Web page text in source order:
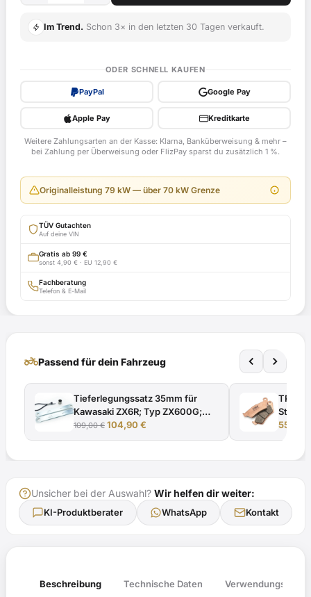
Kawasaki
ZX600G
Bj.
1998
ABE
mit
TÜV-
Gutachten
Im Trend. Schon 3× in den letzten 30 Tagen verkauft.
ODER SCHNELL KAUFEN
PayPal Google Pay
Apple Pay Kreditkarte
Weitere Zahlungsarten an der Kasse: Klarna, Banküberweisung & mehr –
bei Zahlung per Überweisung oder FlizPay sparst du zusätzlich 1 %.
Originalleistung 79 kW — über 70 kW Grenze
TÜV Gutachten
Auf deine VIN
Gratis ab 99 €
sonst 4,90 € · EU 12,90 €
Fachberatung
Telefon & E-Mail
two_wheelerPassend für dein Fahrzeug
Tieferlegungssatz 35mm für
Kawasaki ZX6R; Typ ZX600G;
Modelljahr 1998 mit ABE
109,00€ Ursprünglicher
104,90€
TRW
Street
2002 -
55,92
Unsicher bei der Auswahl? Wir helfen dir weiter:
KI-Produktberater WhatsApp Kontakt
Beschreibung Technische Daten Verwendungsliste